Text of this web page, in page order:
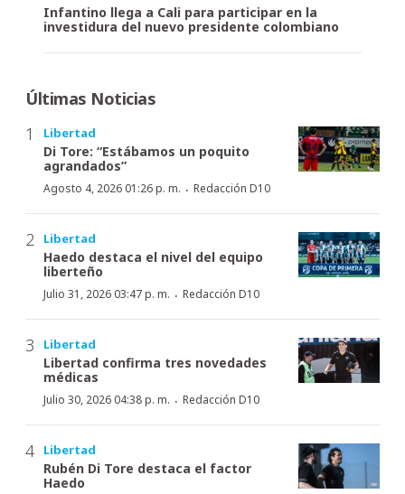
Infantino llega a Cali para participar en la
investidura del nuevo presidente colombiano
Últimas Noticias
Libertad
Di Tore: “Estábamos un poquito
agrandados”
Agosto 4, 2026 01:26 p. m. · Redacción D10
Libertad
Haedo destaca el nivel del equipo
liberteño
Julio 31, 2026 03:47 p. m. · Redacción D10
Libertad
Libertad confirma tres novedades
médicas
Julio 30, 2026 04:38 p. m. · Redacción D10
Libertad
Rubén Di Tore destaca el factor
Haedo